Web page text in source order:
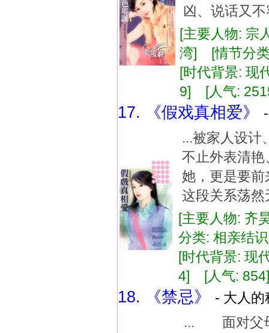
凶、说话又
[主要人物: 宗
湾] [情节分
[时代背景:
9] [人气:
17. 《假戏真相爱》
...被家人设计
不止外表清
她，更是要
这段关系荡
[主要人物: 齐
分类: 相亲结
[时代背景: 现
4] [人气:
18. 《禁忌》
- 大人
... 面对父母